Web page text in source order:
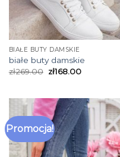
BIAŁE BUTY DAMSKIE
białe buty damskie
zł269.00 zł168.00
Promocja!